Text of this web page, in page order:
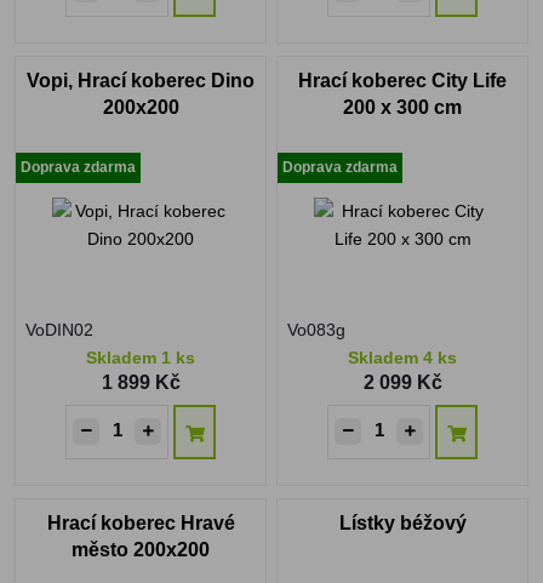
Vopi, Hrací koberec Dino
200x200
Doprava zdarma
VoDIN02
Skladem 1 ks
1 899 Kč
Hrací koberec City Life
200 x 300 cm
Doprava zdarma
Vo083g
Skladem 4 ks
2 099 Kč
Hrací koberec Hravé
město 200x200
Lístky béžový